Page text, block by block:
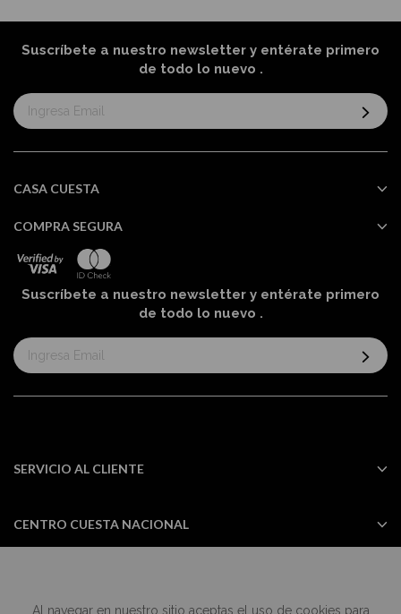
Al navegar en nuestro sitio aceptas el uso de cookies para
Suscríbete a nuestro newsletter y entérate primero
de todo lo nuevo .
Suscríbase
al
informativo:
CASA CUESTA
COMPRA SEGURA
Suscríbete a nuestro newsletter y entérate primero
de todo lo nuevo .
Suscríbase
al
informativo:
SERVICIO AL CLIENTE
CENTRO CUESTA NACIONAL